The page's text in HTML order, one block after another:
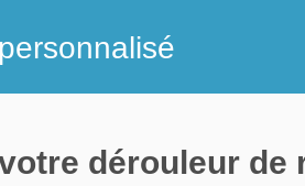
dérouleur de